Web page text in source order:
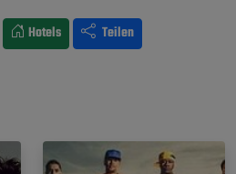
Hotels Teilen